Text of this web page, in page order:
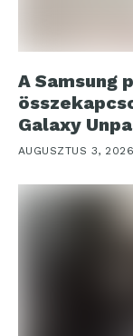
A Samsung
Galaxy
AUGUSZTUS 3, 2026